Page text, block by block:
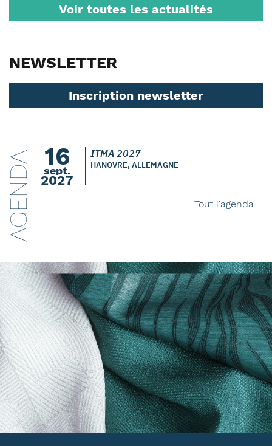
Voir toutes les actualités
NEWSLETTER
Inscription newsletter
AGENDA 16
sept.
2027
ITMA 2027
HANOVRE, ALLEMAGNE
Tout l'agenda